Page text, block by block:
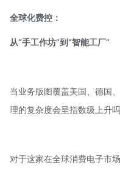
全球化费控：
从“手工作坊”到“智能工厂”
当业务版图覆盖美国、德国
理的复杂度会呈指数级上升
对于这家在全球消费电子市